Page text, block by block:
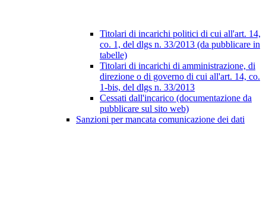
Titolari di incarichi politici di cui all'art. 14,
co. 1, del dlgs n. 33/2013 (da pubblicare in
tabelle)
Titolari di incarichi di amministrazione, di
direzione o di governo di cui all'art. 14, co.
1-bis, del dlgs n. 33/2013
Cessati dall'incarico (documentazione da
pubblicare sul sito web)
Sanzioni per mancata comunicazione dei dati